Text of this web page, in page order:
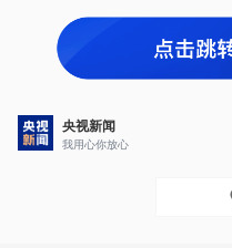
央视新闻
我用心你放心